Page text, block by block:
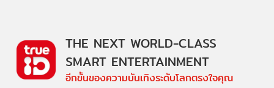
THE NEXT WORLD-CLASS
SMART ENTERTAINMENT
อีกขั้นของความบันเทิงระดับโลกตรงใจคุณ